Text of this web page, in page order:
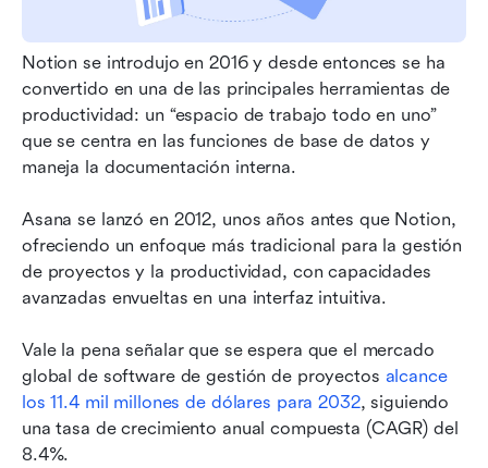
Notion se introdujo en 2016 y desde entonces se ha
convertido en una de las principales herramientas de
productividad: un “espacio de trabajo todo en uno”
que se centra en las funciones de base de datos y
maneja la documentación interna.
Asana se lanzó en 2012, unos años antes que Notion,
ofreciendo un enfoque más tradicional para la gestión
de proyectos y la productividad, con capacidades
avanzadas envueltas en una interfaz intuitiva.
Vale la pena señalar que se espera que el mercado
global de software de gestión de proyectos alcance
los 11.4 mil millones de dólares para 2032, siguiendo
una tasa de crecimiento anual compuesta (CAGR) del
8.4%.